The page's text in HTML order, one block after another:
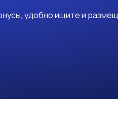
удобно ищите и